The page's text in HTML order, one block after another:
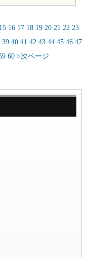
15 16 17 18 19 20 21 22 23
39 40 41 42 43 44 45 46 47
60 >次ページ